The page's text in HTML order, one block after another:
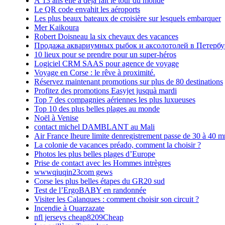
Le QR code envahit les aéroports
Les plus beaux bateaux de croisière sur lesquels embarquer
Mer Kaikoura
Robert Doisneau la six chevaux des vacances
Продажа аквариумных рыбок и аксолотолей в
10 lieux pour se prendre pour un super-héros
Logiciel CRM SAAS pour agence de voyage
Voyage en Corse : le rêve à proximité.
Réservez maintenant promotions sur plus de 80 destinations
Profitez des promotions Easyjet jusquà mardi
Top 7 des compagnies aériennes les plus luxueuses
Top 10 des plus belles plages au monde
Noël à Venise
contact michel DAMBLANT au Mali
Air France lheure limite denregistrement passe de 30 à 40
La colonie de vacances préado, comment la choisir ?
Photos les plus belles plages d’Europe
Prise de contact avec les Hommes intrègres
wwwqiuqin23com gews
Corse les plus belles étapes du GR20 sud
Test de l’ErgoBABY en randonnée
Visiter les Calanques : comment choisir son circuit ?
Incendie à Ouarzazate
nfl jerseys cheap8209Cheap